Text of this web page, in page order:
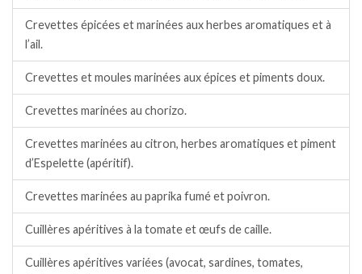
Crevettes épicées et marinées aux herbes aromatiques et à
l’ail.
Crevettes et moules marinées aux épices et piments doux.
Crevettes marinées au chorizo.
Crevettes marinées au citron, herbes aromatiques et piment
d’Espelette (apéritif).
Crevettes marinées au paprika fumé et poivron.
Cuillères apéritives à la tomate et œufs de caille.
Cuillères apéritives variées (avocat, sardines, tomates,